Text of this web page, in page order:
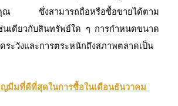
คุณ ซึ่งสามารถถือหรือซื้อขายได้ตาม
เดียวกับสินทรัพย์ใด ๆ การกำหนดขนาด
ระวังและการตระหนักถึงสภาพตลาดเป็น
ญมีมที่ดีที่สุดในการซื้อในเดือนธันวาคม